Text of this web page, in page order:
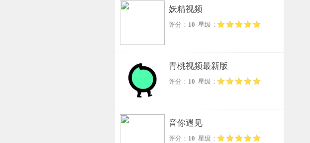
妖精视频
评分： 10 星级：
青桃视频最新版
评分： 10 星级：
音你遇见
评分： 10 星级：